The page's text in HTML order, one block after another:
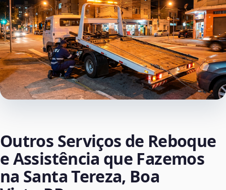
Outros Serviços de Reboque
e Assistência que Fazemos
na Santa Tereza, Boa